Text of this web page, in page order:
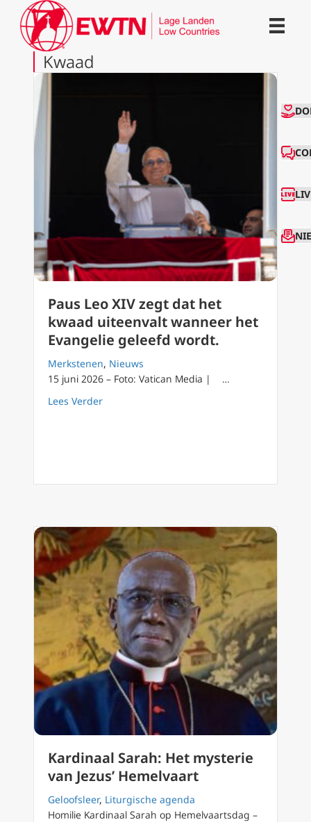
Kwaad
Paus Leo XIV zegt dat het
kwaad uiteenvalt wanneer het
Evangelie geleefd wordt.
Merkstenen, Nieuws
15 juni 2026 – Foto: Vatican Media | …
Lees Verderabout Paus Leo XIV zegt dat het kwaad
Kardinaal Sarah: Het mysterie
van Jezus’ Hemelvaart
Geloofsleer, Liturgische agenda
Homilie Kardinaal Sarah op Hemelvaartsdag –